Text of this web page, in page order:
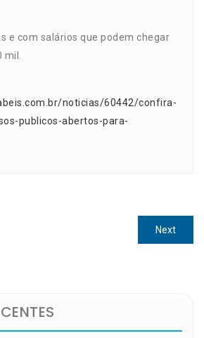
e com salários que podem chegar
mil.
noticias/60442/confira-
publicos-abertos-para-
NextNext
post: